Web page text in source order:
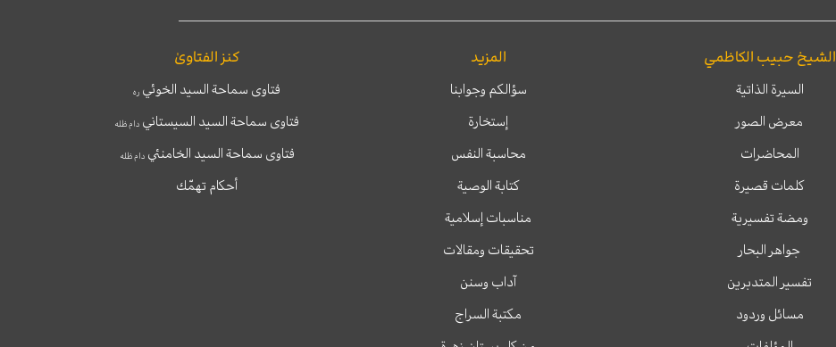
الشيخ حبيب الكاظمي
السيرة الذاتية
معرض الصور
المحاضرات
كلمات قصيرة
ومضة تفسيرية
جواهر البحار
تفسير المتدبرين
مسائل وردود
المزيد
سؤالكم وجوابنا
إستخارة
محاسبة النفس
كتابة الوصية
مناسبات إسلامية
تحقيقات ومقالات
آداب وسنن
مكتبة السراج
كنز الفتاوىٰ
فتاوى سماحة السيد الخوئي ره
فتاوى سماحة السيد السيستاني دام ظله
فتاوى سماحة السيد الخامنئيدام ظله
أحكام تهمّك